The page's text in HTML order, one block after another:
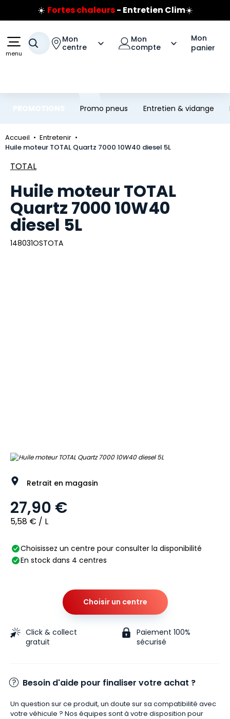
Aller au contenu principal
Aller à la navigation
☀️ Fortes chaleurs- Entretien Clim☀️
Prix coûtant pneus Bridgestone
Jusqu'à 120€ remboursés
sur les pneus Bridgestone
menu
Votre recherche
Mon
centre
Mon
compte
Mon
panier
Promo pneus Entretien & vidange
Accueil
Entretenir
Huile moteur TOTAL Quartz 7000 10W40 diesel 5L
Marque
TOTAL
Huile moteur TOTAL
Quartz 7000 10W40
diesel 5L
148031OSTOTA
Retrait en magasin
27,90 €
5,58 € / L
Choisissez un centre pour consulter la disponibilité
En stock dans 4 centres
Choisir un centre
Click & collect
gratuit
Paiement 100%
sécurisé
Besoin d'aide pour finaliser votre achat ?
Un question sur ce produit, un doute sur sa compatibilité avec
votre véhicule ? Nos équipes sont à votre disposition pour